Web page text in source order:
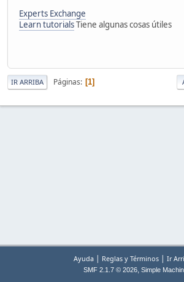
Experts Exchange
Learn tutorialsTiene algunas cosas útiles
IR ARRIBA Páginas 1
Ayuda | Reglas y Términos | Ir
SMF 2.1.7 © 2026, Simple